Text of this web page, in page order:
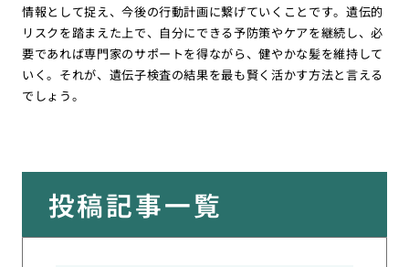
情報として捉え、今後の行動計画に繋げていくことです。遺伝的
リスクを踏まえた上で、自分にできる予防策やケアを継続し、必
要であれば専門家のサポートを得ながら、健やかな髪を維持して
いく。それが、遺伝子検査の結果を最も賢く活かす方法と言える
でしょう。
投稿記事一覧